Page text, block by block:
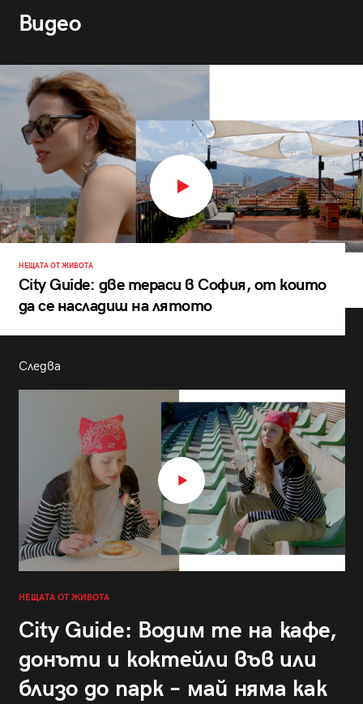
Видео
НЕЩАТА ОТ ЖИВОТА
City Guide: две тераси в София, от които
да се насладиш на лятото
Следва
НЕЩАТА ОТ ЖИВОТА
City Guide: Водим те на кафе,
донъти и коктейли във или
близо до парк – май няма как